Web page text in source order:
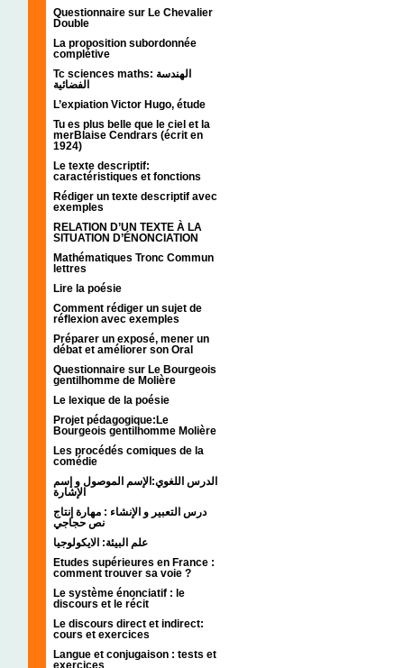
Questionnaire sur Le Chevalier
Double
La proposition subordonnée
complétive
Tc sciences maths: الهندسة
الفضائية
L’expiation Victor Hugo, étude
Tu es plus belle que le ciel et la
merBlaise Cendrars (écrit en
1924)
Le texte descriptif:
caractéristiques et fonctions
Rédiger un texte descriptif avec
exemples
RELATION D’UN TEXTE À LA
SITUATION D’ÉNONCIATION
Mathématiques Tronc Commun
lettres
Lire la poésie
Comment rédiger un sujet de
réflexion avec exemples
Préparer un exposé, mener un
débat et améliorer son Oral
Questionnaire sur Le Bourgeois
gentilhomme de Molière
Le lexique de la poésie
Projet pédagogique:Le
Bourgeois gentilhomme Molière
Les procédés comiques de la
comédie
الدرس اللغوي:الإسم الموصول و إسم
الإشارة
درس التعبير و الإنشاء : مهارة إنتاج
نص حجاجي
علم البيئة: الايكولوجيا
Etudes supérieures en France :
comment trouver sa voie ?
Le système énonciatif : le
discours et le récit
Le discours direct et indirect:
cours et exercices
Langue et conjugaison : tests et
exercices